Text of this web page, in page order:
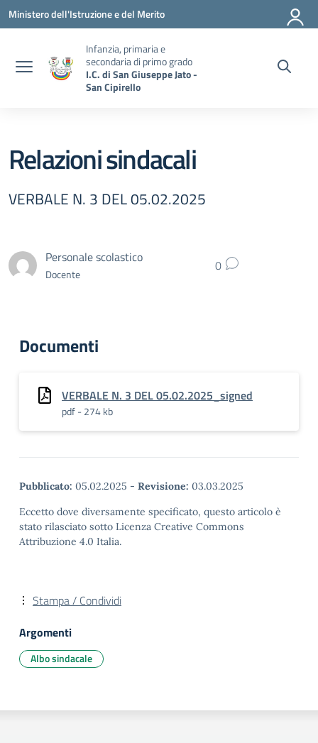
Vai ai contenuti
Vai al menu di navigazione
Vai al footer
Ministero dell'Istruzione e del Merito
Infanzia, primaria e
secondaria di primo grado
I.C. di San Giuseppe Jato -
San Cipirello
Relazioni sindacali
VERBALE N. 3 DEL 05.02.2025
Personale scolastico
Docente 0
Documenti
VERBALE N. 3 DEL 05.02.2025_signed
pdf - 274 kb
Pubblicato: 05.02.2025 - Revisione: 03.03.2025
Eccetto dove diversamente specificato, questo articolo è
stato rilasciato sotto Licenza Creative Commons
Attribuzione 4.0 Italia.
Stampa / Condividi
Argomenti
Albo sindacale